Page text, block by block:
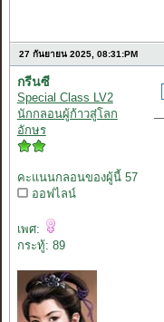
27 กันยายน 2025, 08:31:PM
กรีนซี
Special Class LV2
นักกลอนผู้ก้าวสู่โลก
อักษร
คะแนนกลอนของผู้นี้ 57
ออฟไลน์
เพศ:
กระทู้: 89